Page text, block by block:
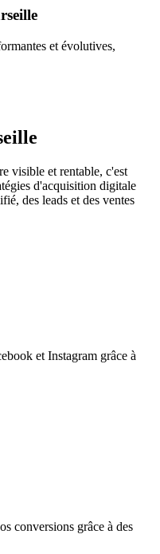
et évolutives,
visible et rentable, c'est
d'acquisition digitale
des leads et des ventes
et Instagram grâce à
conversions grâce à des